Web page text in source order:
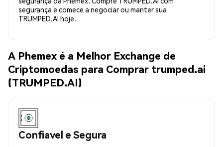
segurança e comece a negociar ou manter sua
TRUMPED.AI hoje.
A Phemex é a Melhor Exchange de
Criptomoedas para Comprar trumped.ai
(TRUMPED.AI)
Confiavel e Segura